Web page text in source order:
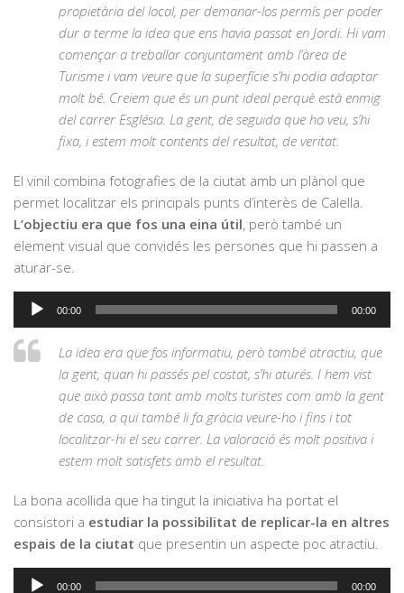
propietària del local, per demanar-los permís per poder
dur a terme la idea que ens havia passat en Jordi. Hi vam
començar a treballar conjuntament amb l’àrea de
Turisme i vam veure que la superfície s’hi podia adaptar
molt bé. Creiem que és un punt ideal perquè està enmig
del carrer Església. La gent, de seguida que ho veu, s’hi
fixa, i estem molt contents del resultat, de veritat.
El vinil combina fotografies de la ciutat amb un plànol que
permet localitzar els principals punts d’interès de Calella.
L’objectiu era que fos una eina útil, però també un
element visual que convidés les persones que hi passen a
aturar-se.
Reproductor
00:00 00:00
La idea era que fos informatiu, però també atractiu, que
la gent, quan hi passés pel costat, s’hi aturés. I hem vist
que això passa tant amb molts turistes com amb la gent
de casa, a qui també li fa gràcia veure-ho i fins i tot
localitzar-hi el seu carrer. La valoració és molt positiva i
estem molt satisfets amb el resultat.
La bona acollida que ha tingut la iniciativa ha portat el
consistori a estudiar la possibilitat de replicar-la en altres
espais de la ciutat que presentin un aspecte poc atractiu.
Reproductor
00:00 00:00